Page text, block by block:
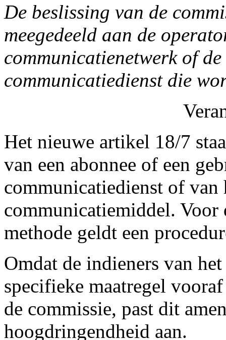
De beslissing van de
meegedeeld aan de
communicatienetwerk of
communicatiedienst die
Het nieuwe artikel 18/7
van een abonnee of een
communicatiedienst of van
communicatiemiddel. Voor
methode geldt een
Omdat de indieners van
specifieke maatregel
de commissie, past dit
hoogdringendheid aan.